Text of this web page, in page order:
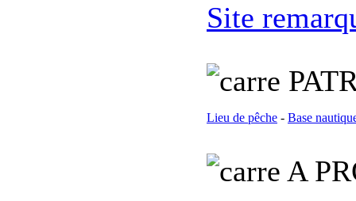
Site
Lieu de pêche - Base
A